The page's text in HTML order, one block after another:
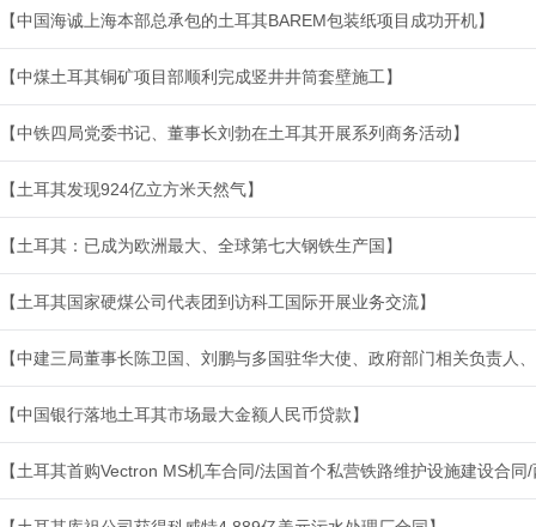
【中国海诚上海本部总承包的土耳其BAREM包装纸项目成功开机】
【中煤土耳其铜矿项目部顺利完成竖井井筒套壁施工】
【中铁四局党委书记、董事长刘勃在土耳其开展系列商务活动】
【土耳其发现924亿立方米天然气】
【土耳其：已成为欧洲最大、全球第七大钢铁生产国】
【土耳其国家硬煤公司代表团到访科工国际开展业务交流】
【中建三局董事长陈卫国、刘鹏与多国驻华大使、政府部门相关负责人
【中国银行落地土耳其市场最大金额人民币贷款】
【土耳其首购Vectron MS机车合同/法国首个私营铁路维护设施建设合